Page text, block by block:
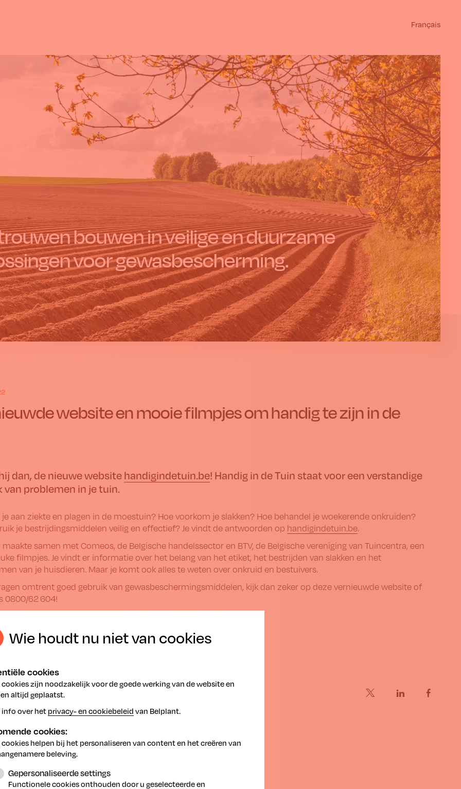
Français
bouwen in veilige en duurzame
voor gewasbescherming.
website en mooie filmpjes om handig te zijn in de
dan, de nieuwe website handigindetuin.be! Handig in de Tuin staat voor een verstandige
van problemen in je tuin.
aan ziekte en plagen in de moestuin? Hoe voorkom je slakken? Hoe behandel je woekerende onkruiden?
je bestrijdingsmiddelen veilig en effectief? Je vindt de antwoorden op handigindetuin.be.
samen met Comeos, de Belgische handelssector en BTV, de Belgische vereniging van Tuincentra, een
filmpjes. Je vindt er informatie over het belang van het etiket, het bestrijden van slakken en het
van je huisdieren. Maar je komt ook alles te weten over onkruid en bestuivers.
omtrent goed gebruik van gewas­beschermings­middelen, kijk dan zeker op deze vernieuwde website of
0800/62 604!
Wie houdt nu niet van cookies
cookies
cookies zijn noodzakelijk voor de goede werking van de website en
altijd geplaatst.
info over het privacy- en cookiebeleid van Belplant.
cookies:
cookies helpen bij het personaliseren van content en het creëren van
beleving.
Gepersonaliseerde settings
Functionele cookies onthouden door u geselecteerde en